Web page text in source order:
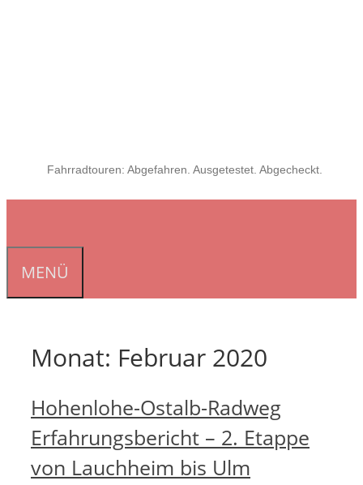
Fahrradtouren: Abgefahren. Ausgetestet. Abgecheckt.
MENÜ
Monat: Februar 2020
Hohenlohe-Ostalb-Radweg
Erfahrungsbericht – 2. Etappe
von Lauchheim bis Ulm